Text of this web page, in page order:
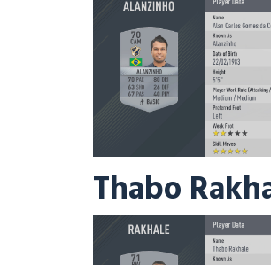
Thabo